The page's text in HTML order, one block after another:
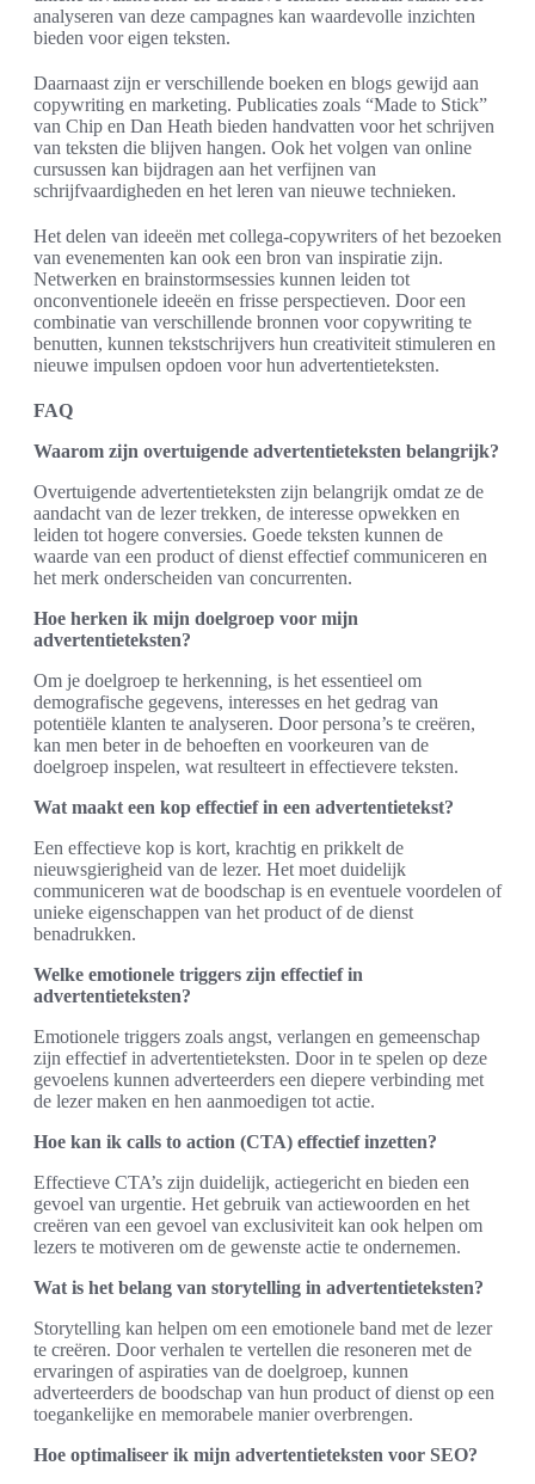
analyseren van deze campagnes kan waardevolle inzichten
bieden voor eigen teksten.
Daarnaast zijn er verschillende boeken en blogs gewijd aan
copywriting en marketing. Publicaties zoals “Made to Stick”
van Chip en Dan Heath bieden handvatten voor het schrijven
van teksten die blijven hangen. Ook het volgen van online
cursussen kan bijdragen aan het verfijnen van
schrijfvaardigheden en het leren van nieuwe technieken.
Het delen van ideeën met collega-copywriters of het bezoeken
van evenementen kan ook een bron van inspiratie zijn.
Netwerken en brainstormsessies kunnen leiden tot
onconventionele ideeën en frisse perspectieven. Door een
combinatie van verschillende bronnen voor copywriting te
benutten, kunnen tekstschrijvers hun creativiteit stimuleren en
nieuwe impulsen opdoen voor hun advertentieteksten.
FAQ
Waarom zijn overtuigende advertentieteksten belangrijk?
Overtuigende advertentieteksten zijn belangrijk omdat ze de
aandacht van de lezer trekken, de interesse opwekken en
leiden tot hogere conversies. Goede teksten kunnen de
waarde van een product of dienst effectief communiceren en
het merk onderscheiden van concurrenten.
Hoe herken ik mijn doelgroep voor mijn
advertentieteksten?
Om je doelgroep te herkenning, is het essentieel om
demografische gegevens, interesses en het gedrag van
potentiële klanten te analyseren. Door persona’s te creëren,
kan men beter in de behoeften en voorkeuren van de
doelgroep inspelen, wat resulteert in effectievere teksten.
Wat maakt een kop effectief in een advertentietekst?
Een effectieve kop is kort, krachtig en prikkelt de
nieuwsgierigheid van de lezer. Het moet duidelijk
communiceren wat de boodschap is en eventuele voordelen of
unieke eigenschappen van het product of de dienst
benadrukken.
Welke emotionele triggers zijn effectief in
advertentieteksten?
Emotionele triggers zoals angst, verlangen en gemeenschap
zijn effectief in advertentieteksten. Door in te spelen op deze
gevoelens kunnen adverteerders een diepere verbinding met
de lezer maken en hen aanmoedigen tot actie.
Hoe kan ik calls to action (CTA) effectief inzetten?
Effectieve CTA’s zijn duidelijk, actiegericht en bieden een
gevoel van urgentie. Het gebruik van actiewoorden en het
creëren van een gevoel van exclusiviteit kan ook helpen om
lezers te motiveren om de gewenste actie te ondernemen.
Wat is het belang van storytelling in advertentieteksten?
Storytelling kan helpen om een emotionele band met de lezer
te creëren. Door verhalen te vertellen die resoneren met de
ervaringen of aspiraties van de doelgroep, kunnen
adverteerders de boodschap van hun product of dienst op een
toegankelijke en memorabele manier overbrengen.
Hoe optimaliseer ik mijn advertentieteksten voor SEO?